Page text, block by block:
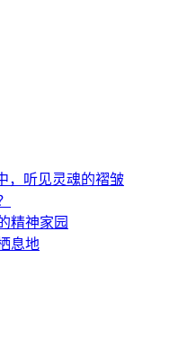
，听见灵魂的褶皱
精神家园
息地